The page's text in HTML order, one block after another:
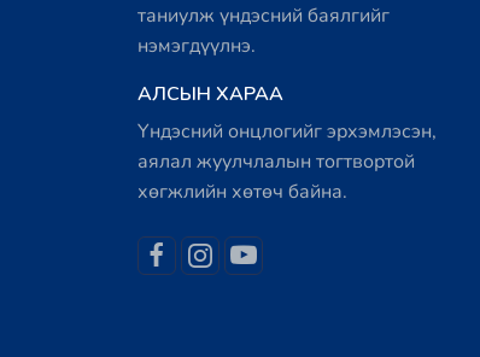
таниулж үндэсний баялгийг
нэмэгдүүлнэ.
АЛСЫН ХАРАА
Үндэсний онцлогийг эрхэмлэсэн,
аялал жуулчлалын тогтвортой
хөгжлийн хөтөч байна.